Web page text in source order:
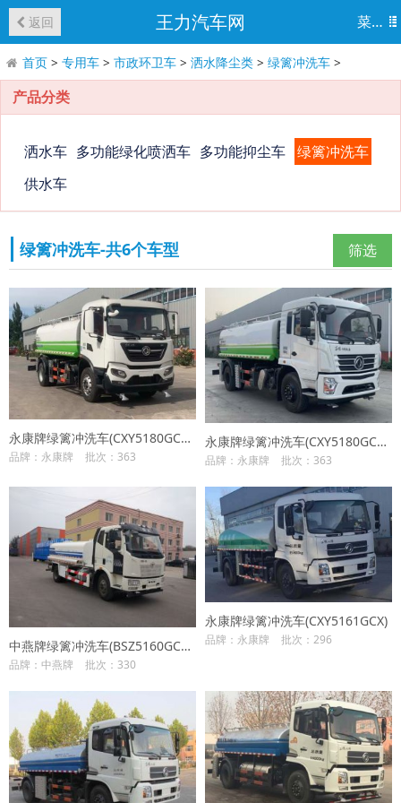
返回 王力汽车网 菜单
首页> 专用车> 市政环卫车> 洒水降尘类> 绿篱冲洗车>
产品分类
洒水车 多功能绿化喷洒车 多功能抑尘车
绿篱冲洗车
供水车
绿篱冲洗车-共6个车型 筛选
永康牌绿篱冲洗车(CXY5180GCXG6)
品牌：永康牌 批次：363
永康牌绿篱冲洗车(CXY5180GCXG6Z)
品牌：永康牌 批次：363
中燕牌绿篱冲洗车(BSZ5160GCXC5)
品牌：中燕牌 批次：330
永康牌绿篱冲洗车(CXY5161GCX)
品牌：永康牌 批次：296